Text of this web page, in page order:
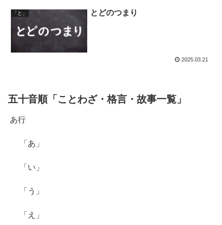
「と」 とどのつまり
2025.03.21
五十音順「ことわざ・格言・故事一覧」
あ行
「あ」
「い」
「う」
「え」